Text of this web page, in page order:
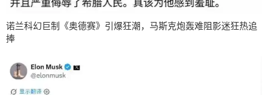
诺兰科幻巨制《奥德赛》引爆狂潮，马斯克炮轰难阻影迷狂热追
捧